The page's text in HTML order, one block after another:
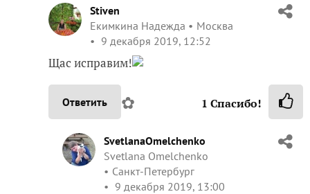
Stiven
Екимкина Надежда
Москва
9 декабря 2019, 12:52
Щас исправим!
Ответить ✿ 1 Спасибо!
SvetlanaOmelchenko
Svetlana Omelchenko
Санкт-Петербург
9 декабря 2019, 13:00